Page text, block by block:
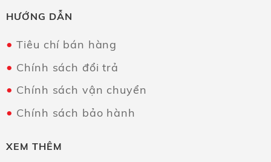
HƯỚNG DẪN
Tiêu chí bán hàng
Chính sách đổi trả
Chính sách vận chuyển
Chính sách bảo hành
XEM THÊM